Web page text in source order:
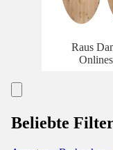
Raus
Beliebte